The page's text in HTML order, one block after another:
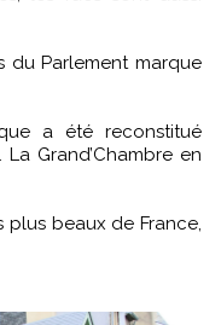
du Parlement marque
a été reconstitué
Grand’Chambre en
beaux de France,